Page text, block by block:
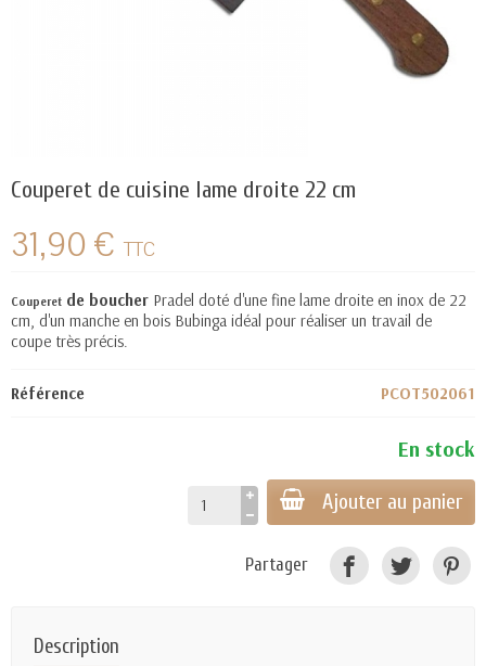
Couperet de cuisine lame droite 22 cm
31,90 € TTC
Couperet de boucher Pradel doté d'une fine lame droite en inox de 22
cm, d'un manche en bois Bubinga idéal pour réaliser un travail de
coupe très précis.
Référence PCOT502061
En stock
Ajouter au panier
Partager
Description